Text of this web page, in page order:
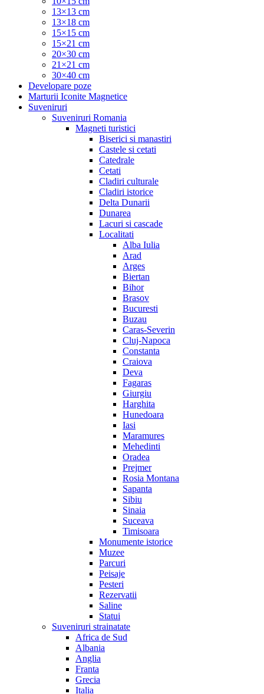
13×13 cm
13×18 cm
15×15 cm
15×21 cm
20×30 cm
21×21 cm
30×40 cm
Developare poze
Marturii Iconite Magnetice
Suveniruri
Suveniruri Romania
Magneti turistici
Biserici si manastiri
Castele si cetati
Catedrale
Cetati
Cladiri culturale
Cladiri istorice
Delta Dunarii
Dunarea
Lacuri si cascade
Localitati
Alba Iulia
Arad
Arges
Biertan
Bihor
Brasov
Bucuresti
Buzau
Caras-Severin
Cluj-Napoca
Constanta
Craiova
Deva
Fagaras
Giurgiu
Harghita
Hunedoara
Iasi
Maramures
Mehedinti
Oradea
Prejmer
Rosia Montana
Sapanta
Sibiu
Sinaia
Suceava
Timisoara
Monumente istorice
Muzee
Parcuri
Peisaje
Pesteri
Rezervatii
Saline
Statui
Suveniruri strainatate
Africa de Sud
Albania
Anglia
Franta
Grecia
Italia